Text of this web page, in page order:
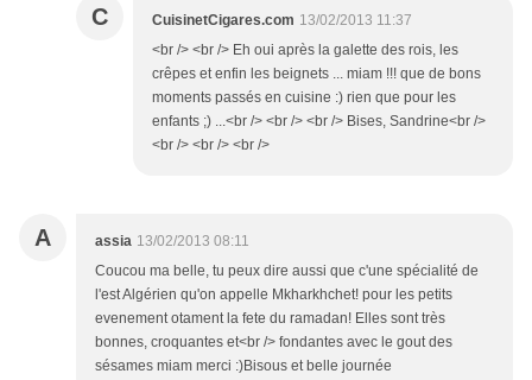
C CuisinetCigares.com 13/02/2013 11:37
<br /> <br /> Eh oui après la galette des rois, les
crêpes et enfin les beignets ... miam !!! que de bons
moments passés en cuisine :) rien que pour les
enfants ;) ...<br /> <br /> <br /> Bises, Sandrine<br />
<br /> <br /> <br />
A assia 13/02/2013 08:11
Coucou ma belle, tu peux dire aussi que c'une spécialité de
l'est Algérien qu'on appelle Mkharkhchet! pour les petits
evenement otament la fete du ramadan! Elles sont très
bonnes, croquantes et<br /> fondantes avec le gout des
sésames miam merci :)Bisous et belle journée